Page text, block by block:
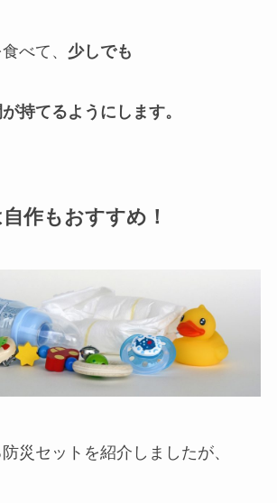
べて、 少しでも
持てるようにします。
作もおすすめ！
災セットを紹介しましたが、